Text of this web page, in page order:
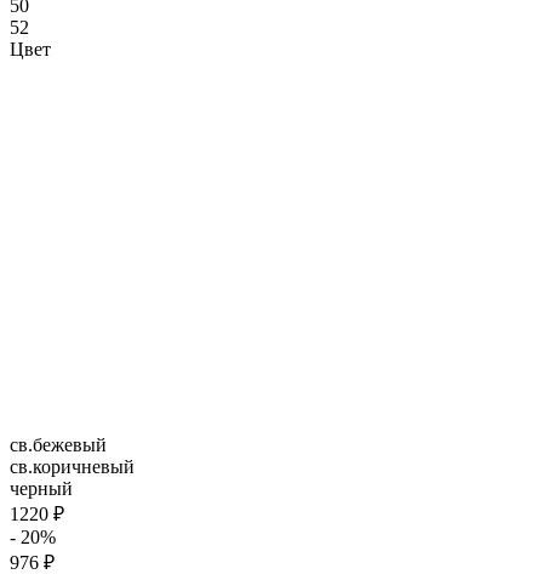
50
52
Цвет
св.бежевый
св.коричневый
черный
1220 ₽
- 20%
976 ₽